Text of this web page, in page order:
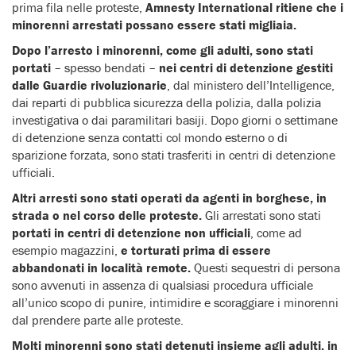
prima fila nelle proteste, Amnesty International ritiene che i
minorenni arrestati possano essere stati migliaia.
Dopo l’arresto i minorenni, come gli adulti, sono stati
portati – spesso bendati – nei centri di detenzione gestiti
dalle Guardie rivoluzionarie, dal ministero dell’Intelligence,
dai reparti di pubblica sicurezza della polizia, dalla polizia
investigativa o dai paramilitari basiji. Dopo giorni o settimane
di detenzione senza contatti col mondo esterno o di
sparizione forzata, sono stati trasferiti in centri di detenzione
ufficiali.
Altri arresti sono stati operati da agenti in borghese, in
strada o nel corso delle proteste. Gli arrestati sono stati
portati in centri di detenzione non ufficiali, come ad
esempio magazzini, e torturati prima di essere
abbandonati in località remote. Questi sequestri di persona
sono avvenuti in assenza di qualsiasi procedura ufficiale
all’unico scopo di punire, intimidire e scoraggiare i minorenni
dal prendere parte alle proteste.
Molti minorenni sono stati detenuti insieme agli adulti, in